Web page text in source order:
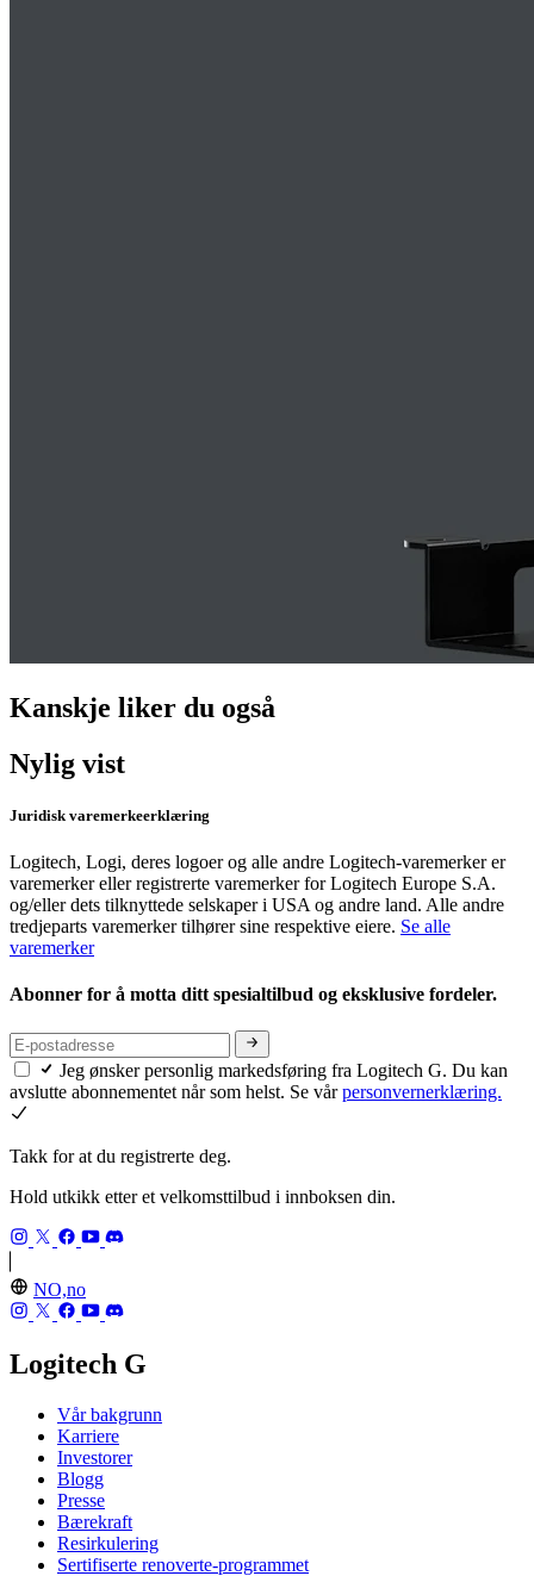
Kanskje liker du også
Nylig vist
Juridisk varemerkeerklæring
Logitech, Logi, deres logoer og alle andre Logitech-varemerker er
varemerker eller registrerte varemerker for Logitech Europe S.A.
og/eller dets tilknyttede selskaper i USA og andre land. Alle andre
tredjeparts varemerker tilhører sine respektive eiere. Se alle
varemerker
Abonner for å motta ditt spesialtilbud og eksklusive fordeler.
Jeg ønsker personlig markedsføring fra Logitech G. Du kan
avslutte abonnementet når som helst. Se vårpersonvernerklæring.
Takk for at du registrerte deg.
Hold utkikk etter et velkomsttilbud i innboksen din.
NO,no
Logitech G
Vår bakgrunn
Karriere
Investorer
Blogg
Presse
Bærekraft
Resirkulering
Sertifiserte renoverte-programmet